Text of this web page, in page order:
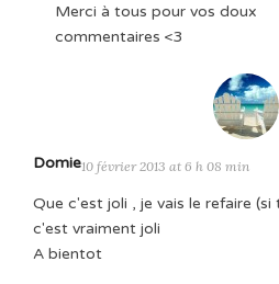
Merci à tous pour vos doux
commentaires <3
Domie10 février 2013 at 6 h 08 min
Que c'est joli , je vais le refaire
c'est vraiment joli
A bientot